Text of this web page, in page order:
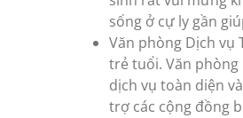
sống ở cự ly gần
Văn phòng Dịch
trẻ tuổi. Văn phòng
dịch vụ toàn diện
trợ các cộng đồng